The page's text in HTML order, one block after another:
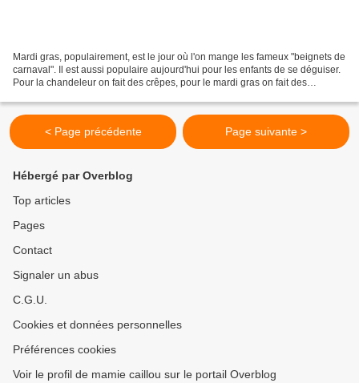
Mardi gras, populairement, est le jour où l'on mange les fameux "beignets de
carnaval". Il est aussi populaire aujourd'hui pour les enfants de se déguiser.
Pour la chandeleur on fait des crêpes, pour le mardi gras on fait des
< Page précédente Page suivante >
Hébergé par Overblog
Top articles
Pages
Contact
Signaler un abus
C.G.U.
Cookies et données personnelles
Préférences cookies
Voir le profil de mamie caillou sur le portail Overblog